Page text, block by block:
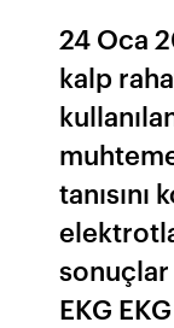
24 Oca
kalp
tanısını
sonuçlar
EKG